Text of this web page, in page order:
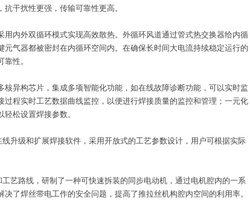
干扰性更强，传输可靠性更高。
用内外双循环模式实现高效散热。外循环风道通过管式热交换器给内循
气器都被密封在内循环空间内。在确保长时间大电流持续稳定运行的
性。
核异构芯片，集成多项智能化功能，如在线故障诊断功能，可以实时监
程实时工艺数据曲线监控，以便进行焊接质量的监控和管理；一元化
松设置焊接参数。
级和扩展焊接软件，采用开放式的工艺参数设计，用户可根据实际
路线，研制了一种可快速拆装的同步电动机，通过电机腔内的一系
了焊丝带电工作的安全问题，提高了推拉丝机构腔内空间的利用率。